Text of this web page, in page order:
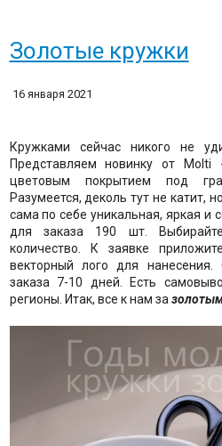
Золотые кружки
16 января 2021
Кружками сейчас никого не
Представляем новинку от
цветовым покрытием под
Разумеется, деколь тут не катит,
сама по себе уникальная, яркая
для заказа 190 шт.
количество. К заявке
векторный лого для
заказа 7-10 дней. Есть
регионы. Итак, все к нам за